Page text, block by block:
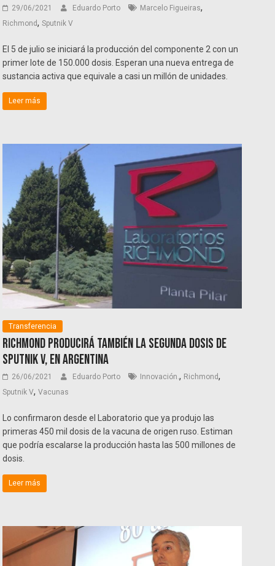
29/06/2021 Eduardo Porto Marcelo Figueiras,
Richmond,Sputnik V
El 5 de julio se iniciará la producción del componente 2 con un
primer lote de 150.000 dosis. Esperan una nueva entrega de
sustancia activa que equivale a casi un millón de unidades.
Leer más
Transferencia
Richmond producirá también la segunda dosis de
Sputnik V, en Argentina
26/06/2021 Eduardo Porto Innovación., Richmond,
Sputnik V,Vacunas
Lo confirmaron desde el Laboratorio que ya produjo las
primeras 450 mil dosis de la vacuna de origen ruso. Estiman
que podría escalarse la producción hasta las 500 millones de
dosis.
Leer más